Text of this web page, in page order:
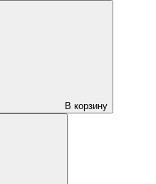
В корзину